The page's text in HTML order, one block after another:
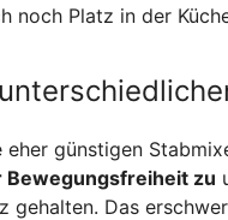
noch Platz in der
eher günstigen
Bewegungsfreiheit zu
gehalten. Das